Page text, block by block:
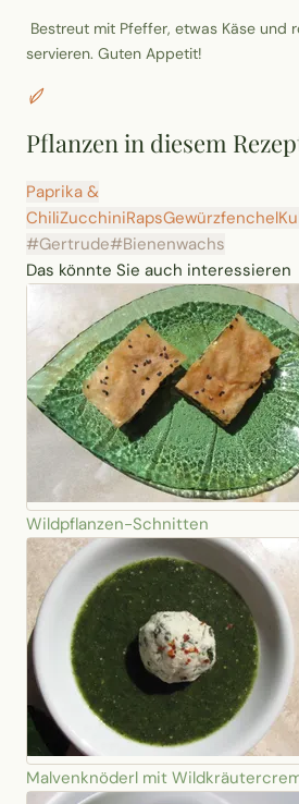
Bestreut mit Pfeffer, etwas Käse und
servieren. Guten Appetit!
Pflanzen in diesem
Paprika &
ChiliZucchiniRapsGewürzfenchel
#Gertrude#Bienenwachs
Das könnte Sie auch interessieren
Wildpflanzen-Schnitten
Malvenknöderl mit